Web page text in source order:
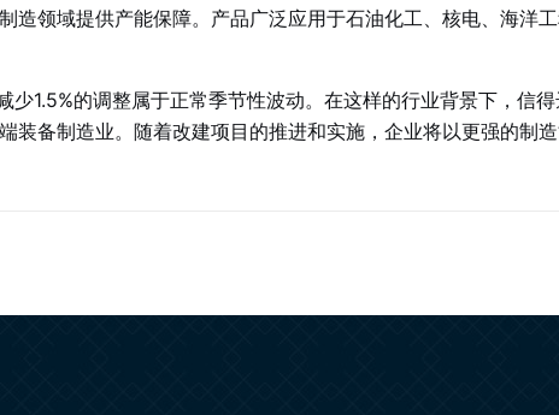
造领域提供产能保障。产品广泛应用于石油化工、核电、海洋
1.5%的调整属于正常季节性波动。在这样的行业背景下，信
装备制造业。随着改建项目的推进和实施，企业将以更强的制